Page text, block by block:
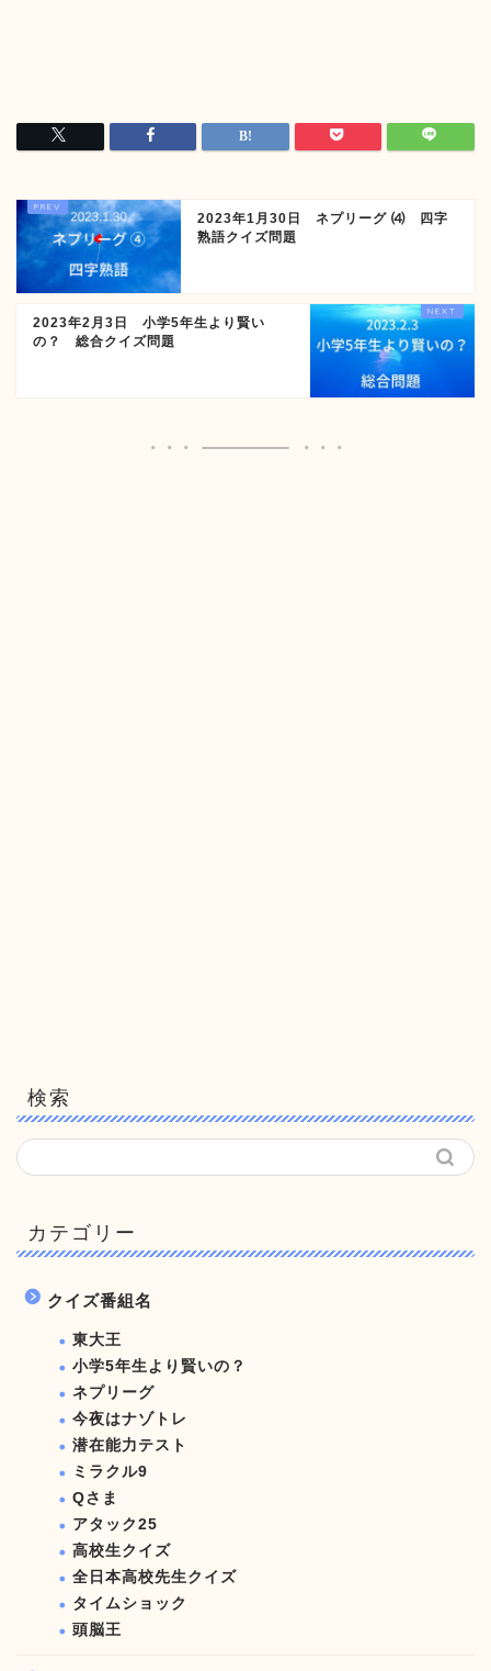
2023年1月30日 ネプリーグ ⑷ 四字
熟語クイズ問題
2023年2月3日 小学5年生より賢い
の？ 総合クイズ問題
検索
カテゴリー
クイズ番組名
東大王
小学5年生より賢いの？
ネプリーグ
今夜はナゾトレ
潜在能力テスト
ミラクル9
Qさま
アタック25
高校生クイズ
全日本高校先生クイズ
タイムショック
頭脳王